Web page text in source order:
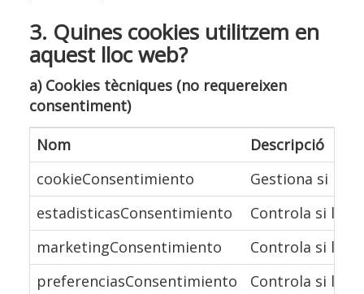
3. Quines cookies utilitzem en
aquest lloc web?
a) Cookies tècniques (no requereixen
consentiment)
Nom
Descripció
cookieConsentimiento
Gestiona si
estadisticasConsentimiento
Controla si
marketingConsentimiento
Controla si
preferenciasConsentimiento
Controla si